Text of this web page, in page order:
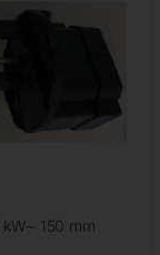
150 mm